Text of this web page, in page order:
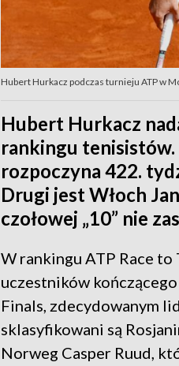
Hubert Hurkacz podczas turnieju ATP w
Hubert Hurkacz
rankingu
rozpoczyna 422.
Drugi jest Włoch
czołowej „10” nie
W rankingu ATP Race
uczestników
Finals, zdecydowanym
sklasyfikowani są
Norweg Casper Ruud,